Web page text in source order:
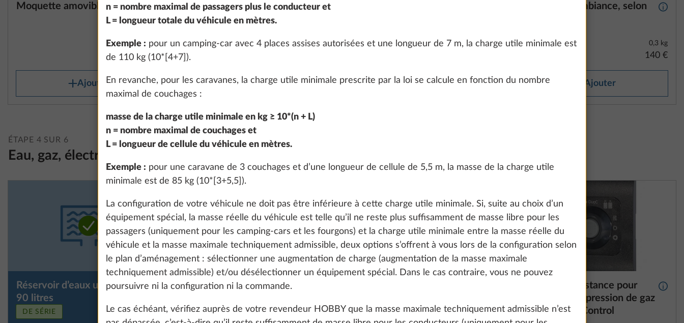
Moquette amovible Plus d’informations
10,0 kg
400 €
Ajouter
Transformation de lit pour
dînette, coussin inclus
Plus d’informations
14,0 kg
Ajouter
10,0 kg
Ajouter
Éclairage d’ambiance, selon
Plus
0,3 kg
140 €
Ajouter
ÉTAPE 4 SUR 6
Eau, gaz, électricité
Réservoir d’eaux usées,
90 litres
Plus d’informations
DE SÉRIE
Réservoir d’eaux usées, 90
commutation automatique,
Affichage à distance pour
régulateur de pression de gaz
TRUMA DuoControl
Plus
n = nombre maximal de passagers plus le conducteur et
L = longueur totale du véhicule en mètres.
Exemple : pour un camping-car avec 4 places assises autorisées et une longueur de 7 m, la charge utile minimale est
de 110 kg (10*[4+7]).
En revanche, pour les caravanes, la charge utile minimale prescrite par la loi se calcule en fonction du nombre
maximal de couchages :
masse de la charge utile minimale en kg ≥ 10*(n + L)
n = nombre maximal de couchages et
L = longueur de cellule du véhicule en mètres.
Exemple : pour une caravane de 3 couchages et d’une longueur de cellule de 5,5 m, la masse de la charge utile
minimale est de 85 kg (10*[3+5,5]).
La configuration de votre véhicule ne doit pas être inférieure à cette charge utile minimale. Si, suite au choix d’un
équipement spécial, la masse réelle du véhicule est telle qu’il ne reste plus suffisamment de masse libre pour les
passagers (uniquement pour les camping-cars et les fourgons) et la charge utile minimale entre la masse réelle du
véhicule et la masse maximale techniquement admissible, deux options s’offrent à vous lors de la configuration selon
le plan d’aménagement : sélectionner une augmentation de charge (augmentation de la masse maximale
techniquement admissible) et/ou désélectionner un équipement spécial. Dans le cas contraire, vous ne pouvez
poursuivre ni la configuration ni la commande.
Le cas échéant, vérifiez auprès de votre revendeur HOBBY que la masse maximale techniquement admissible n’est